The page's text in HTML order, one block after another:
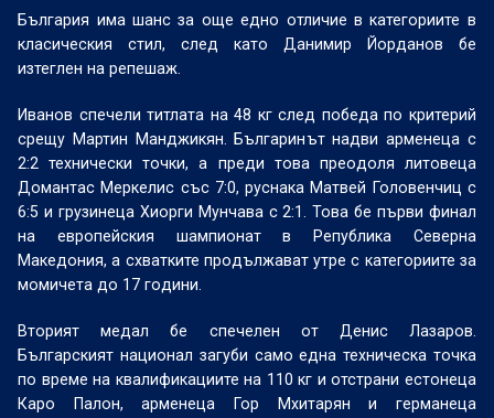
България има шанс за още едно отличие в категориите в
класическия стил, след като Данимир Йорданов бе
изтеглен на репешаж.
Иванов спечели титлата на 48 кг след победа по критерий
срещу Мартин Манджикян. Българинът надви арменеца с
2:2 технически точки, а преди това преодоля литовеца
Домантас Меркелис със 7:0, руснака Матвей Головенчиц с
6:5 и грузинеца Хиорги Мунчава с 2:1. Това бе първи финал
на европейския шампионат в Република Северна
Македония, а схватките продължават утре с категориите за
момичета до 17 години.
Вторият медал бе спечелен от Денис Лазаров.
Българският национал загуби само една техническа точка
по време на квалификациите на 110 кг и отстрани естонеца
Каро Палон, арменеца Гор Мхитарян и германеца